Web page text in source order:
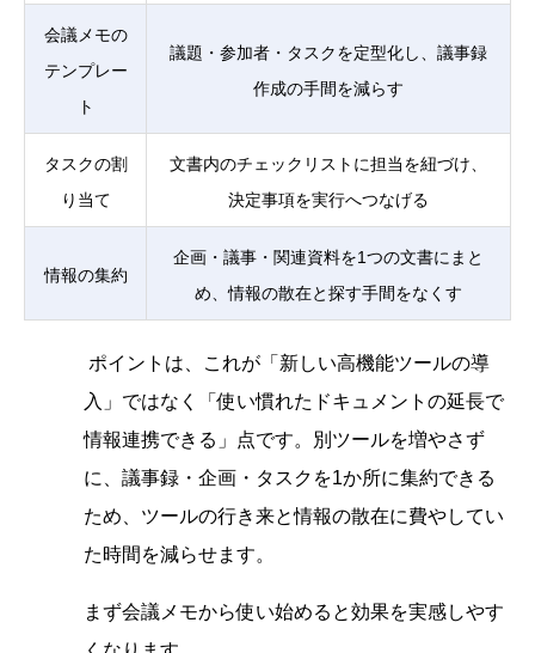
会議メモの
テンプレー
ト
議題・参加者・タスクを定型化し、議事録
作成の手間を減らす
タスクの割
り当て
文書内のチェックリストに担当を紐づけ、
決定事項を実行へつなげる
情報の集約
企画・議事・関連資料を1つの文書にまと
め、情報の散在と探す手間をなくす
ポイントは、これが「新しい高機能ツールの導
入」ではなく「使い慣れたドキュメントの延長で
情報連携できる」点です。別ツールを増やさず
に、議事録・企画・タスクを1か所に集約できる
ため、ツールの行き来と情報の散在に費やしてい
た時間を減らせます。
まず会議メモから使い始めると効果を実感しやす